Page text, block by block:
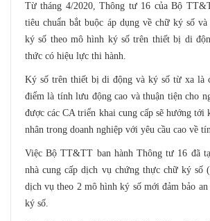
Từ tháng 4/2020, Thông tư 16 của Bộ
tiêu chuẩn bắt buộc áp dụng về chữ ký số
ký số theo mô hình ký số trên thiết bị di
thức có hiệu lực thi hành.
Ký số trên thiết bị di động và ký số từ xa là
điểm là tính lưu động cao và thuận tiện cho
được các CA triển khai cung cấp sẽ hướng tới
nhân trong doanh nghiệp với yêu cầu cao về
Việc Bộ TT&TT ban hành Thông tư 16 đã
nhà cung cấp dịch vụ chứng thực chữ ký số
dịch vụ theo 2 mô hình ký số mới đảm bảo
ký số.